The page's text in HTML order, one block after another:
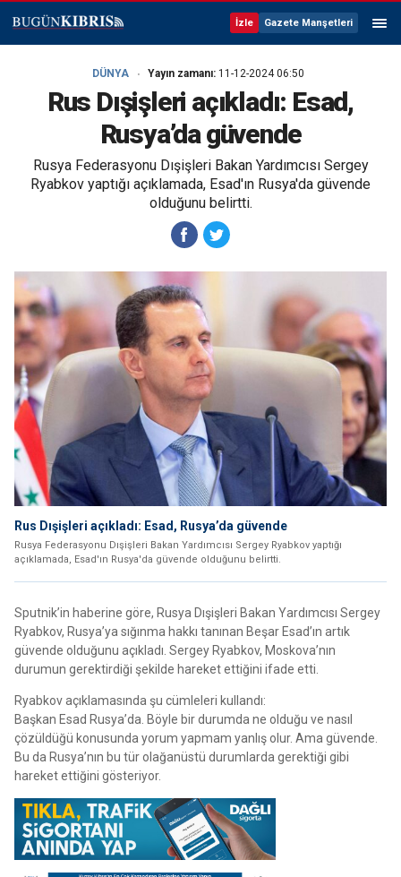
İzle Gazete Manşetleri
DÜNYA Yayın zamanı: 11-12-2024 06:50
Rus Dışişleri açıkladı: Esad,
Rusya’da güvende
Rusya Federasyonu Dışişleri Bakan Yardımcısı Sergey
Ryabkov yaptığı açıklamada, Esad'ın Rusya'da güvende
olduğunu belirtti.
Rus Dışişleri açıkladı: Esad, Rusya’da güvende
Rusya Federasyonu Dışişleri Bakan Yardımcısı Sergey Ryabkov yaptığı
açıklamada, Esad'ın Rusya'da güvende olduğunu belirtti.
Sputnik’in haberine göre, Rusya Dışişleri Bakan Yardımcısı Sergey
Ryabkov, Rusya’ya sığınma hakkı tanınan Beşar Esad’ın artık
güvende olduğunu açıkladı. Sergey Ryabkov, Moskova’nın
durumun gerektirdiği şekilde hareket ettiğini ifade etti.
Ryabkov açıklamasında şu cümleleri kullandı:
Başkan Esad Rusya’da. Böyle bir durumda ne olduğu ve nasıl
çözüldüğü konusunda yorum yapmam yanlış olur. Ama güvende.
Bu da Rusya’nın bu tür olağanüstü durumlarda gerektiği gibi
hareket ettiğini gösteriyor.